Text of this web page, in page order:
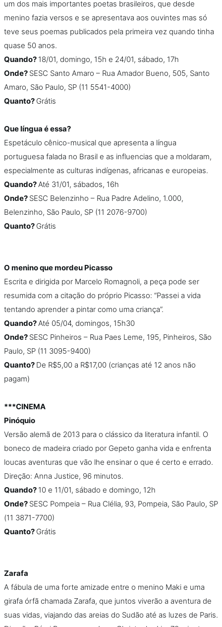
um dos mais importantes poetas brasileiros, que desde
menino fazia versos e se apresentava aos ouvintes mas só
teve seus poemas publicados pela primeira vez quando tinha
quase 50 anos.
Quando? 18/01, domingo, 15h e 24/01, sábado, 17h
Onde? SESC Santo Amaro – Rua Amador Bueno, 505, Santo
Amaro, São Paulo, SP (11 5541-4000)
Quanto? Grátis
Que língua é essa?
Espetáculo cênico-musical que apresenta a língua
portuguesa falada no Brasil e as influencias que a moldaram,
especialmente as culturas indígenas, africanas e europeias.
Quando?Até 31/01, sábados, 16h
Onde? SESC Belenzinho – Rua Padre Adelino, 1.000,
Belenzinho, São Paulo, SP (11 2076-9700)
Quanto? Grátis
O menino que mordeu Picasso
Escrita e dirigida por Marcelo Romagnoli, a peça pode ser
resumida com a citação do próprio Picasso: “Passei a vida
tentando aprender a pintar como uma criança”.
Quando?Até 05/04, domingos, 15h30
Onde? SESC Pinheiros – Rua Paes Leme, 195, Pinheiros, São
Paulo, SP (11 3095-9400)
Quanto? De R$5,00 a R$17,00 (crianças até 12 anos não
pagam)
***CINEMA
Pinóquio
Versão alemã de 2013 para o clássico da literatura infantil. O
boneco de madeira criado por Gepeto ganha vida e enfrenta
loucas aventuras que vão lhe ensinar o que é certo e errado.
Direção: Anna Justice, 96 minutos.
Quando? 10 e 11/01, sábado e domingo, 12h
Onde? SESC Pompeia – Rua Clélia, 93, Pompeia, São Paulo, SP
(11 3871-7700)
Quanto? Grátis
Zarafa
A fábula de uma forte amizade entre o menino Maki e uma
girafa órfã chamada Zarafa, que juntos viverão a aventura de
suas vidas, viajando das areias do Sudão até as luzes de Paris.